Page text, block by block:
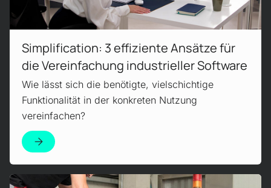
Simplification: 3 effiziente Ansätze für
die Vereinfachung industrieller Software
Wie lässt sich die benötigte, vielschichtige
Funktionalität in der konkreten Nutzung
vereinfachen?
Czytaj więcej!